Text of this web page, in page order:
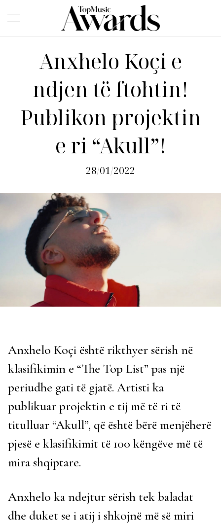
Anxhelo Koçi e
ndjen të ftohtin!
Publikon projektin
e ri “Akull”!
28/01/2022
Anxhelo Koçi është rikthyer sërish në
klasifikimin e “The Top List” pas një
periudhe gati të gjatë. Artisti ka
publikuar projektin e tij më të ri të
titulluar “Akull”, që është bërë menjëherë
pjesë e klasifikimit të 100 këngëve më të
mira shqiptare.
Anxhelo ka ndejtur sërish tek baladat
dhe duket se i atij i shkojnë më së miri